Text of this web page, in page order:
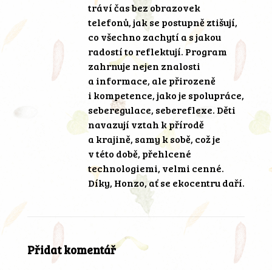
tráví čas bez obrazovek
telefonů, jak se postupně ztišují,
co všechno zachytí a s jakou
radostí to reflektují. Program
zahrnuje nejen znalosti
a informace, ale přirozeně
i kompetence, jako je spolupráce,
seberegulace, sebereflexe. Děti
navazují vztah k přírodě
a krajině, samy k sobě, což je
v této době, přehlcené
technologiemi, velmi cenné.
Díky, Honzo, ať se ekocentru daří.
Přidat komentář